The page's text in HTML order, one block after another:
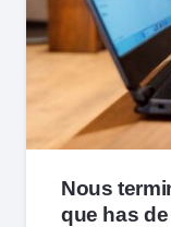
Nous
que has